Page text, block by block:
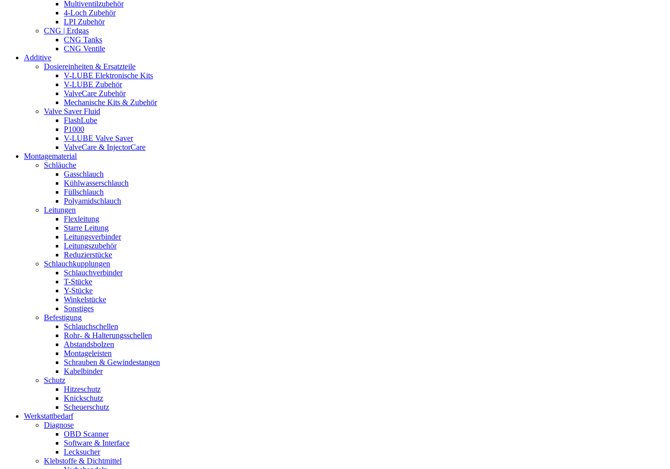
Multiventilzubehör
4-Loch Zubehör
LPI Zubehör
CNG | Erdgas
CNG Tanks
CNG Ventile
Additive
Dosiereinheiten & Ersatzteile
V-LUBE Elektronische Kits
V-LUBE Zubehör
ValveCare Zubehör
Mechanische Kits & Zubehör
Valve Saver Fluid
FlashLube
P1000
V-LUBE Valve Saver
ValveCare & InjectorCare
Montagematerial
Schläuche
Gasschlauch
Kühlwasserschlauch
Füllschlauch
Polyamidschlauch
Leitungen
Flexleitung
Starre Leitung
Leitungsverbinder
Leitungszubehör
Reduzierstücke
Schlauchkupplungen
Schlauchverbinder
T-Stücke
Y-Stücke
Winkelstücke
Sonstiges
Befestigung
Schlauchschellen
Rohr- & Halterungsschellen
Abstandsbolzen
Montageleisten
Schrauben & Gewindestangen
Kabelbinder
Schutz
Hitzeschutz
Knickschutz
Scheuerschutz
Werkstattbedarf
Diagnose
OBD Scanner
Software & Interface
Lecksucher
Klebstoffe & Dichtmittel